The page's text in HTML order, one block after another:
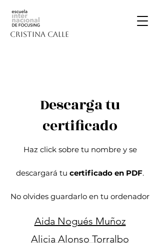
CRISTINA CALLE
Descarga tu
certificado
Haz click sobre tu nombre y se
descargará tu certificado en PDF.
No olvides guardarlo en tu ordenador
Aida Nogués Muñoz
Alicia Alonso Torralbo